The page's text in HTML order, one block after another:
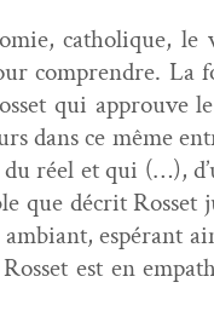
catholique, le
com­pren­dre.
qui approu­ve
dans ce même
réel et qui (…),
décrit Ros­set
espérant
est en